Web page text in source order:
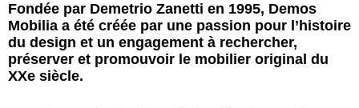
Fondée par Demetrio Zanetti en 1995, Demos
Mobilia a été créée par une passion pour l’histoire
du design et un engagement à rechercher,
préserver et promouvoir le mobilier original du
XXe siècle.